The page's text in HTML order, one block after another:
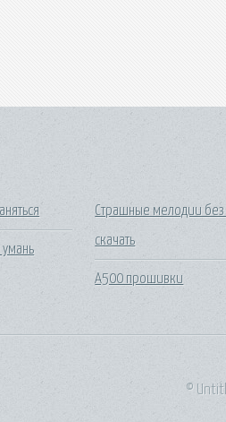
умань
Страшные мелодии без
скачать
А500 прошивки
©